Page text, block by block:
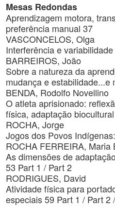
Mesas Redondas
Aprendizagem motora,
preferência manual 37
VASCONCELOS, Olga
Interferência e
BARREIROS, João
Sobre a natureza da
mudança e estabilidade...e
BENDA, Rodolfo Novellino
O atleta aprisionado:
física, adaptação
ROCHA, Jorge
Jogos dos Povos
ROCHA FERREIRA, Maria
As dimensões de
53 Part 1 / Part 2
RODRIGUES, David
Atividade física para
especiais 59 Part 1 / Part 2